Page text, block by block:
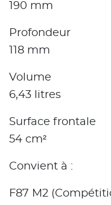
190 mm
Profondeur
118 mm
Volume
6,43 litres
Surface frontale
54 cm²
Convient à :
F87 M2